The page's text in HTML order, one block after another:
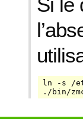
ln -s /
./bin/